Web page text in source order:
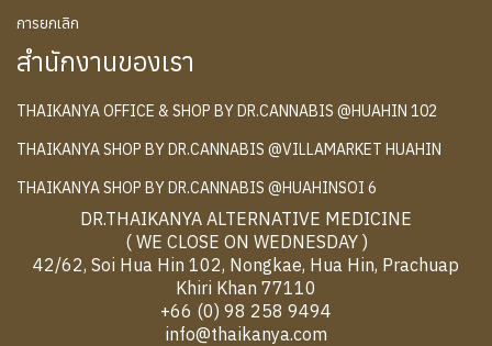
การยกเลิก
สำนักงานของเรา
THAIKANYA OFFICE & SHOP BY DR.CANNABIS @HUAHIN 102
THAIKANYA SHOP BY DR.CANNABIS @VILLAMARKET HUAHIN
THAIKANYA SHOP BY DR.CANNABIS @HUAHINSOI 6
DR.THAIKANYA ALTERNATIVE MEDICINE
( WE CLOSE ON WEDNESDAY )
42/62, Soi Hua Hin 102, Nongkae, Hua Hin, Prachuap
Khiri Khan 77110
+66 (0) 98 258 9494
info@thaikanya.com